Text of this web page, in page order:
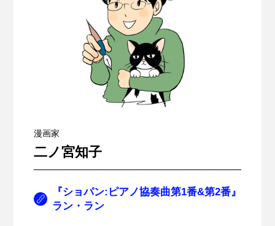
漫画家
二ノ宮知子
『ショパン:ピアノ協奏曲第1番&第2番』
ラン・ラン